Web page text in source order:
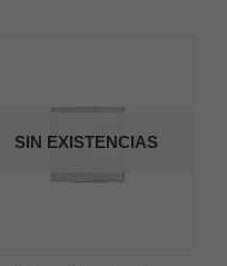
SIN EXISTENCIAS